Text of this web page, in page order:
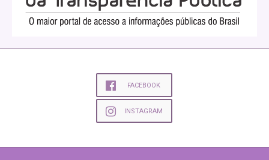
FACEBOOK
INSTAGRAM